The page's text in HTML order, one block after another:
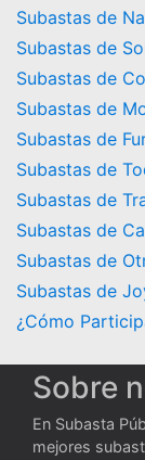
Subastas de
Subastas de
Subastas de
Subastas de
Subastas de
Subastas de
Subastas de
Subastas de
Subastas de
Subastas de
¿Cómo
Sobre
En Subasta
mejores